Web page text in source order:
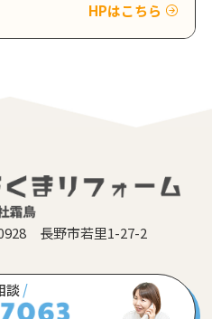
HPはこちら
長野市若里1-27-2
談 /